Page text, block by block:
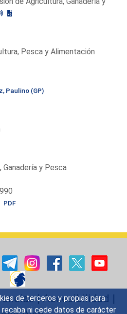
de terceros y propias para
ni cede datos de carácter
Pesca y Alimentación
Paulino (GP)
Ganadería y Pesca
PDF
|Accesibilidad |